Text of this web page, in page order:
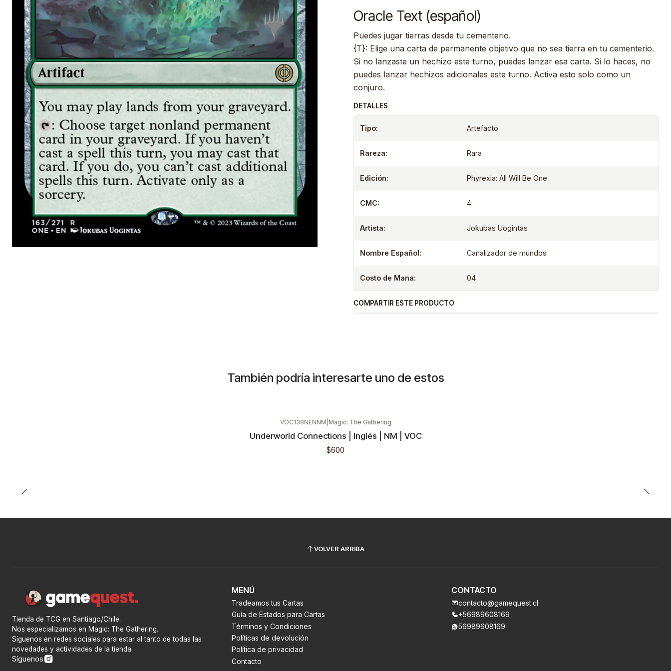
Oracle Text (español)
Puedes jugar tierras desde tu cementerio.
{T}: Elige una carta de permanente objetivo que no sea tierra en tu cementerio.
Si no lanzaste un hechizo este turno, puedes lanzar esa carta. Si lo haces, no
puedes lanzar hechizos adicionales este turno. Activa esto solo como un
conjuro.
DETALLES
Tipo: Artefacto
Rareza: Rara
Edición: Phyrexia: All Will Be One
CMC: 4
Artista: Jokubas Uogintas
Nombre Español: Canalizador de mundos
Costo de Mana: 04
COMPARTIR ESTE PRODUCTO
También podría interesarte uno de estos
VOC138NENNM Magic: The Gathering
Underworld Connections | Inglés | NM | VOC
$600
VOLVER ARRIBA
Tienda de TCG en Santiago/Chile.
Nos especializamos en Magic: The Gathering.
Síguenos en redes sociales para estar al tanto de todas las
novedades y actividades de la tienda.
Síguenos
MENÚ
Tradeamos tus Cartas
Guía de Estados para Cartas
Términos y Condiciones
Políticas de devolución
Política de privacidad
Contacto
CONTACTO
contacto@gamequest.cl
+56989608169
56989608169